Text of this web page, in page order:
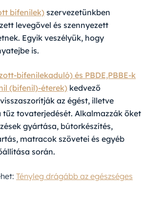
bifenilek) szervezetünkben
levegővel és szennyezett
Egyik veszélyük, hogy
is.
bifenilekaduló) és PBDE,PBBE-k
(bifenil)-éterek) kedvező
az égést, illetve
tovaterjedését. Alkalmazzák őket
gyártása, bútorkészítés,
matracok szövetei és egyéb
során.
Tényleg drágább az egészséges